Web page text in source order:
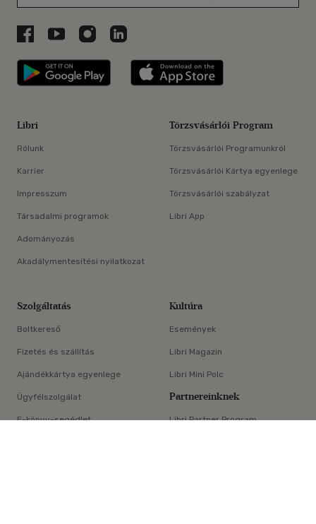
×
Libri a Facebookon
Libri a Youtube-on
Libri az Instagramon
Libri a LinkedInen
Libri applikáció Szerezd meg: Google
Libri
Rólunk
Karrier
Impresszum
Társadalmi programok
Adományozás
Akadálymentesítési nyilatkozat
Törzsvásárlói Program
Törzsvásárlói Programunkról
Törzsvásárlói Kártya egyenlege
Törzsvásárlói szabályzat
Libri App
Szolgáltatás
Boltkereső
Fizetés és szállítás
Ajándékkártya egyenlege
Ügyfélszolgálat
E-könyv-segédlet
Kultúra
Események
Libri Magazin
Libri Mini Polc
Partnereinknek
Libri Partner Program